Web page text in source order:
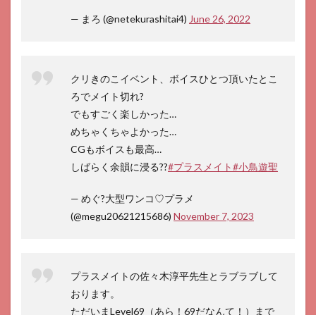
— まろ (@netekurashitai4) June 26, 2022
クリきのこイベント、ボイスひとつ頂いたとこ
ろでメイト切れ?
でもすごく楽しかった…
めちゃくちゃよかった…
CGもボイスも最高…
しばらく余韻に浸る??#プラスメイト#小鳥遊聖
— めぐ?大型ワンコ♡プラメ
(@megu20621215686) November 7, 2023
プラスメイトの佐々木淳平先生とラブラブして
おります。
ただいまLevel69（あら！69だなんて！）まで